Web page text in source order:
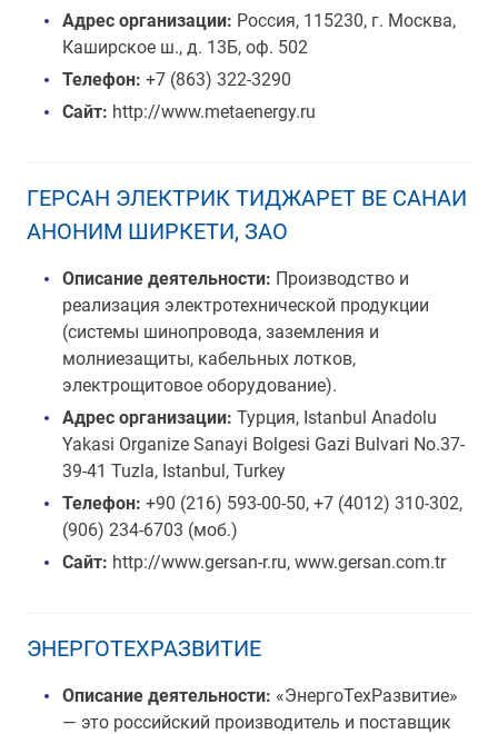
Адрес организации: Россия, 115230, г. Москва,
Каширское ш., д. 13Б, оф. 502
Телефон: +7 (863) 322-3290
Сайт: http://www.metaenergy.ru
ГЕРСАН ЭЛЕКТРИК ТИДЖАРЕТ ВЕ САНАИ
АНОНИМ ШИРКЕТИ, ЗАО
Описание деятельности: Производство и
реализация электротехнической продукции
(системы шинопровода, заземления и
молниезащиты, кабельных лотков,
электрощитовое оборудование).
Адрес организации: Турция, Istanbul Anadolu
Yakasi Organize Sanayi Bolgesi Gazi Bulvari No.37-
39-41 Tuzla, Istanbul, Turkey
Телефон: +90 (216) 593-00-50, +7 (4012) 310-302,
(906) 234-6703 (моб.)
Сайт: http://www.gersan-r.ru, www.gersan.com.tr
ЭНЕРГОТЕХРАЗВИТИЕ
Описание деятельности: «ЭнергоТехРазвитие»
— это российский производитель и поставщик